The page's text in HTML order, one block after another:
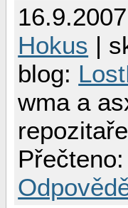
Hokus |
blog:
wma a
repozitaře